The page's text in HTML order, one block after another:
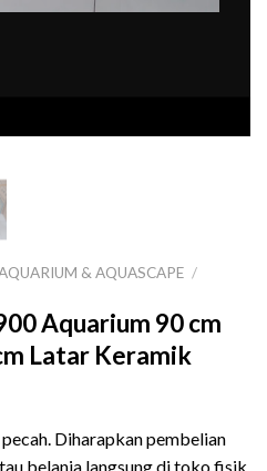
& AQUASCAPE /
Aquarium 90 cm
Latar Keramik
Diharapkan pembelian
belanja langsung di toko fisik